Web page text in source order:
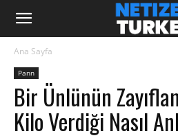
Ana Sayfa
Pann
Bir Ünlünün
Kilo Verdiği Nasıl